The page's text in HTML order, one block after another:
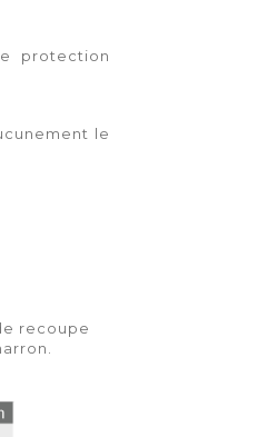
protection
le
recoupe